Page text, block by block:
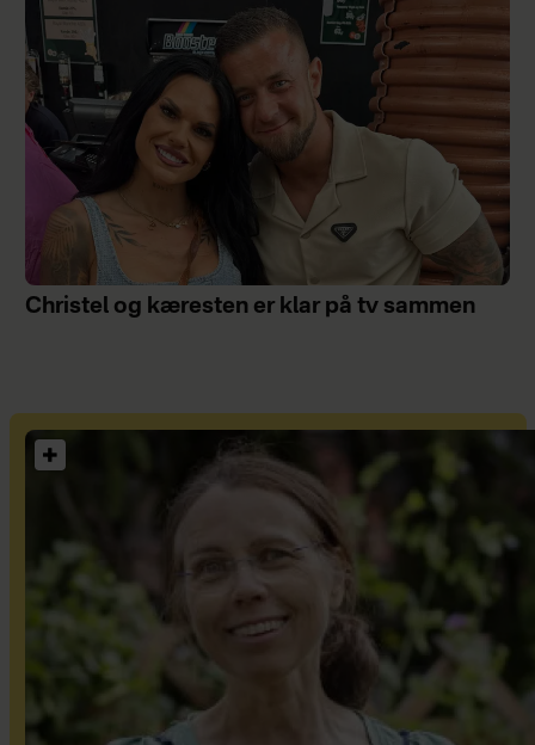
Christel og kæresten er klar på tv sammen